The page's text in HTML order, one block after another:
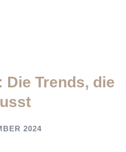
Die Trends, die
2024